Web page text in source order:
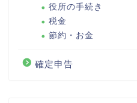
役所の手続き
税金
節約・お金
確定申告